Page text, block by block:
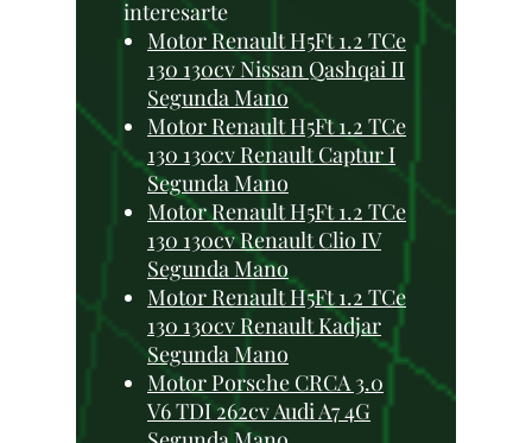
interesarte
Motor Renault H5Ft 1.2 TCe
130 130cv Nissan Qashqai II
Segunda Mano
Motor Renault H5Ft 1.2 TCe
130 130cv Renault Captur I
Segunda Mano
Motor Renault H5Ft 1.2 TCe
130 130cv Renault Clio IV
Segunda Mano
Motor Renault H5Ft 1.2 TCe
130 130cv Renault Kadjar
Segunda Mano
Motor Porsche CRCA 3.0
V6 TDI 262cv Audi A7 4G